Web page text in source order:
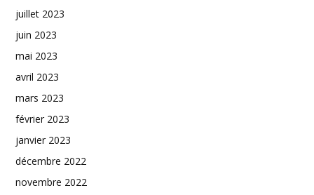
juillet 2023
juin 2023
mai 2023
avril 2023
mars 2023
février 2023
janvier 2023
décembre 2022
novembre 2022